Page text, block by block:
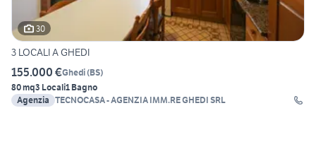
30
3 LOCALI A GHEDI
155.000 €Ghedi(BS)
80 mq3 Locali1 Bagno
Agenzia TECNOCASA - AGENZIA IMM.RE GHEDI SRL